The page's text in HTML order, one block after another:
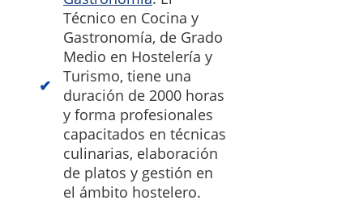
Técnico en Cocina y
Gastronomía, de Grado
Medio en Hostelería y
Turismo, tiene una
duración de 2000 horas
y forma profesionales
capacitados en técnicas
culinarias, elaboración
de platos y gestión en
el ámbito hostelero.